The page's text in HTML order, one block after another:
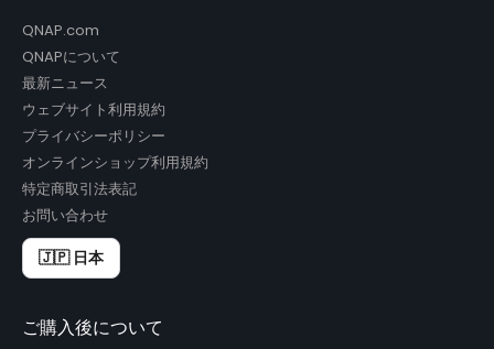
QNAP.com
QNAPについて
最新ニュース
ウェブサイト利用規約
プライバシーポリシー
オンラインショップ利用規約
特定商取引法表記
お問い合わせ
🇯🇵 日本
ご購入後について